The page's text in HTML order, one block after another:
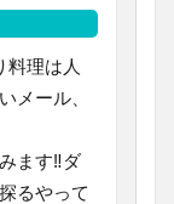
料理は人
メール、
ます‼︎ダ
るやって